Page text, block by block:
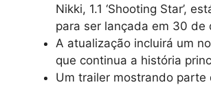
Nikki, 1.1 ‘Shooting Star’,
para ser lançada em 30 de
A atualização incluirá um
que continua a história
Um trailer mostrando parte